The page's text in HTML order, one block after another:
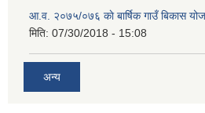
आ.व. २०७५/०७६ काे बार्षिक गाउँ बिकास
मिति: 07/30/2018 - 15:08
अन्य